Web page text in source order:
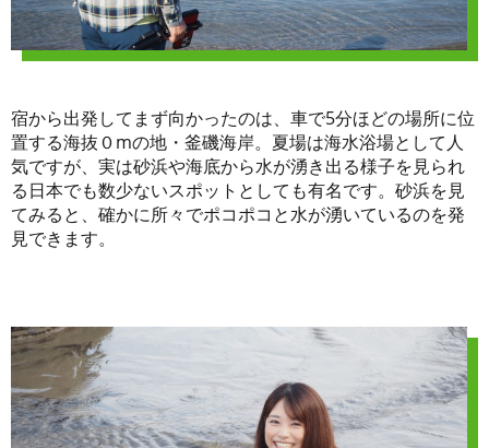
宿から出発してまず向かったのは、車で5分ほどの場所に位
置する海抜０mの地・釜磯海岸。夏場は海水浴場として人
気ですが、実は砂浜や海底から水が湧き出る様子を見られ
る日本でも数少ないスポットとしても有名です。砂浜を見
てみると、確かに所々でポコポコと水が湧いているのを発
見できます。